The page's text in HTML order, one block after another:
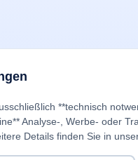
**technisch
Analyse-, Werbe- oder
Details finden Sie in